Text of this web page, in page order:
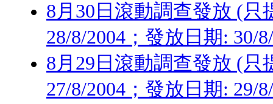
8月30日滾動調查發放 (只
28/8/2004；發放日期: 30/
8月29日滾動調查發放 (只
27/8/2004；發放日期: 29/